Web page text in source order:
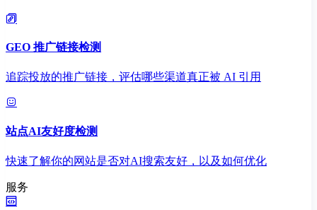
GEO 推广链接检测
追踪投放的推广链接，评估哪些渠道真正被 AI 引用
站点AI友好度检测
快速了解你的网站是否对AI搜索友好，以及如何优化
服务